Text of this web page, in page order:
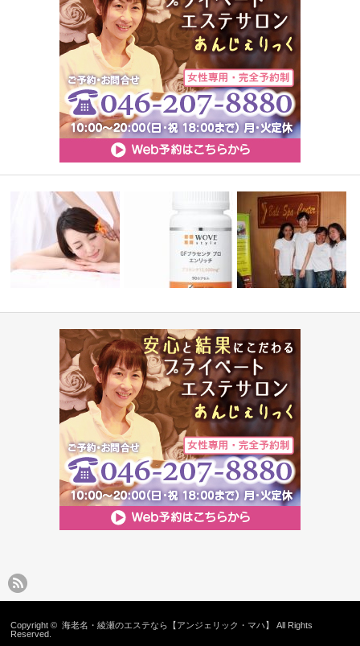
消費税額改定に伴う料金改定の【海老名エステ】GFプラセン
タ プロ エ…
インドネシア政府認定
バリエステ留…
Copyright ©海老名・綾瀬のエステなら【アンジェリック・マハ】
All Rights
Reserved.